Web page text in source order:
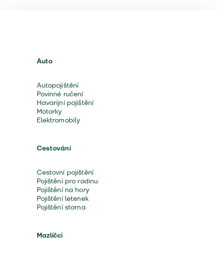
Auto
Autopojištění
Povinné ručení
Havarijní pojištění
Motorky
Elektromobily
Cestování
Cestovní pojištění
Pojištění pro rodinu
Pojištění na hory
Pojištění letenek
Pojištění storna
Mazlíčci